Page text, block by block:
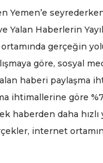
Yemen’e
Yalan Haberlerin
gerçeğin
göre, sosyal
haberi paylaşma
ihtimallerine göre
haberden daha hızlı
internet